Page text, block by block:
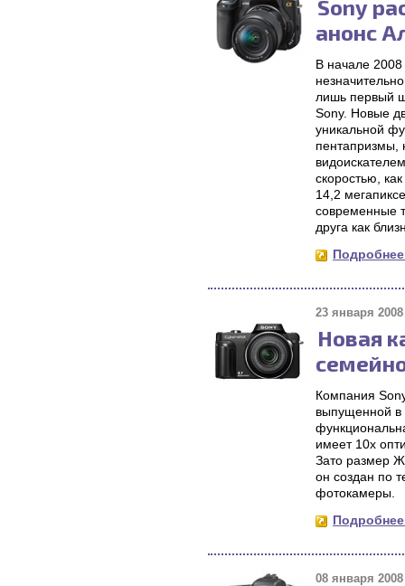
Sony
анонс
В начале
лишь первый
Sony. Новые
уникальной
пентапризмы,
скоростью,
14,2
современные
друга как
23 января 2008
Новая
Компания
выпущенной в
имеет 10х
Зато размер
он создан по
фотокамеры.
08 января 2008